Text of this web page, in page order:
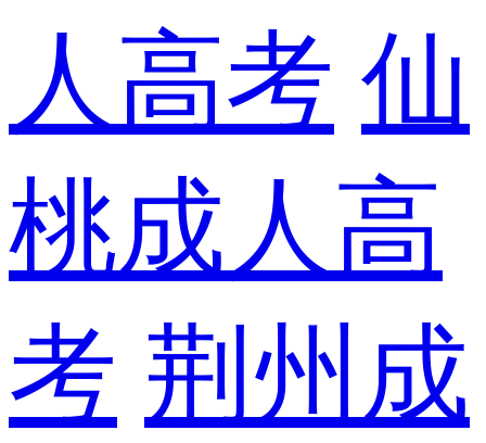
人高考 仙
桃成人高
考 荆州成